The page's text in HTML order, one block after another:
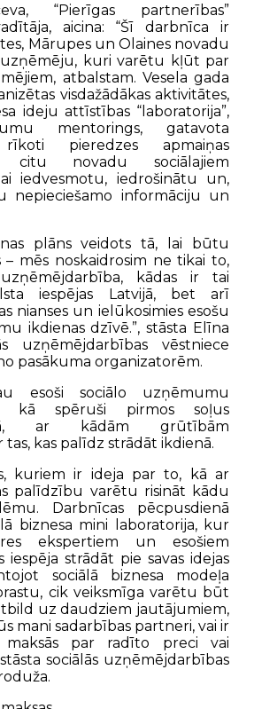
“Pierīgas partnerības”
aicina: “Šī darbnīca ir
Mārupes un Olaines novadu
kuri varētu kļūt par
atbalstam. Vesela gada
visdažādākas aktivitātes,
ideju attīstības “laboratorija”,
mentorings, gatavota
rīkoti pieredzes apmaiņas
novadu sociālajiem
iedvesmotu, iedrošinātu un,
nepieciešamo informāciju un
plāns veidots tā, lai būtu
– mēs noskaidrosim ne tikai to,
kādas ir tai
iespējas Latvijā, bet arī
nianses un ielūkosimies esošu
ikdienas dzīvē.”, stāsta Elīna
uzņēmējdarbības vēstniece
pasākuma organizatorēm.
esoši sociālo uzņēmumu
kā spēruši pirmos soļus
ar kādām grūtībām
tas, kas palīdz strādāt ikdienā.
kuriem ir ideja par to, kā ar
palīdzību varētu risināt kādu
Darbnīcas pēcpusdienā
biznesa mini laboratorija, kur
ekspertiem un esošiem
strādāt pie savas idejas
sociālā biznesa modeļa
cik veiksmīga varētu būt
uz daudziem jautājumiem,
mani sadarbības partneri, vai ir
maksās par radīto preci vai
sociālās uzņēmējdarbības